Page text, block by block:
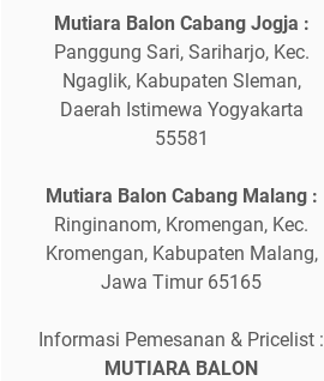
Mutiara Balon Cabang Jogja :
Panggung Sari, Sariharjo, Kec.
Ngaglik, Kabupaten Sleman,
Daerah Istimewa Yogyakarta
55581
Mutiara Balon Cabang Malang :
Ringinanom, Kromengan, Kec.
Kromengan, Kabupaten Malang,
Jawa Timur 65165
Informasi Pemesanan & Pricelist :
MUTIARA BALON